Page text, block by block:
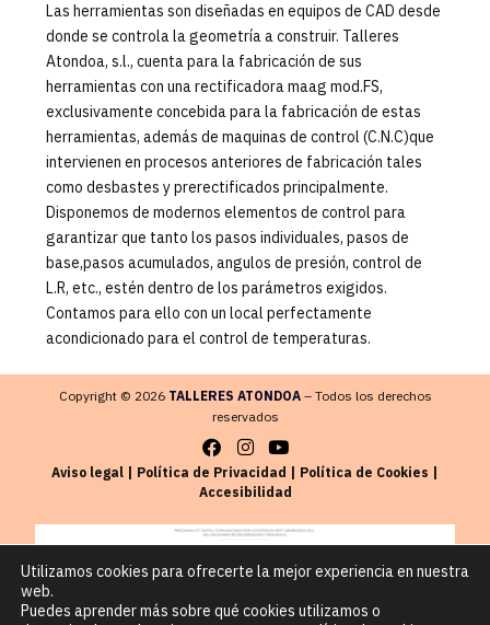
Las herramientas son diseñadas en equipos de CAD desde
donde se controla la geometría a construir. Talleres
Atondoa, s.l., cuenta para la fabricación de sus
herramientas con una rectificadora maag mod.FS,
exclusivamente concebida para la fabricación de estas
herramientas, además de maquinas de control (C.N.C)que
intervienen en procesos anteriores de fabricación tales
como desbastes y prerectificados principalmente.
Disponemos de modernos elementos de control para
garantizar que tanto los pasos individuales, pasos de
base,pasos acumulados, angulos de presión, control de
L.R, etc., estén dentro de los parámetros exigidos.
Contamos para ello con un local perfectamente
acondicionado para el control de temperaturas.
Copyright © 2026 TALLERES ATONDOA– Todos los derechos
reservados
Aviso legal Política de Privacidad Política de Cookies
Accesibilidad
Utilizamos cookies para ofrecerte la mejor experiencia en nuestra
web.
Puedes aprender más sobre qué cookies utilizamos o